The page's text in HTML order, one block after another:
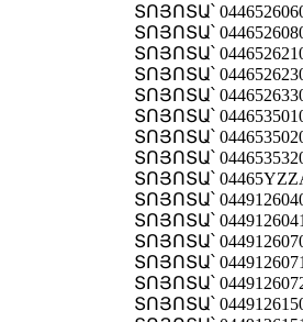
ՏՈՅՈՏԱ՝
ՏՈՅՈՏԱ՝
ՏՈՅՈՏԱ՝
ՏՈՅՈՏԱ՝
ՏՈՅՈՏԱ՝
ՏՈՅՈՏԱ՝
ՏՈՅՈՏԱ՝
ՏՈՅՈՏԱ՝
ՏՈՅՈՏԱ՝
ՏՈՅՈՏԱ՝
ՏՈՅՈՏԱ՝
ՏՈՅՈՏԱ՝
ՏՈՅՈՏԱ՝
ՏՈՅՈՏԱ՝
ՏՈՅՈՏԱ՝